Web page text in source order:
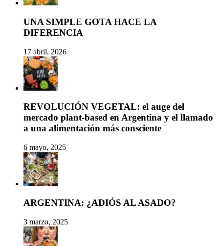
UNA SIMPLE GOTA HACE LA
DIFERENCIA
17 abril, 2026
REVOLUCIÓN VEGETAL: el auge del
mercado plant-based en Argentina y el llamado
a una alimentación más consciente
6 mayo, 2025
ARGENTINA: ¿ADIÓS AL ASADO?
3 marzo, 2025